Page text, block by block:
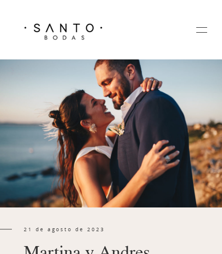
GALERIA
SOBRE MI
CONTACTO
21 de agosto de 2023